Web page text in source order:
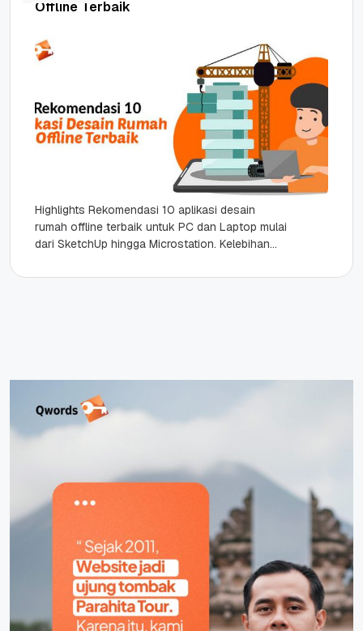
Offline Terbaik
Highlights Rekomendasi 10 aplikasi desain
rumah offline terbaik untuk PC dan Laptop mulai
dari SketchUp hingga Microstation. Kelebihan
efisien,...